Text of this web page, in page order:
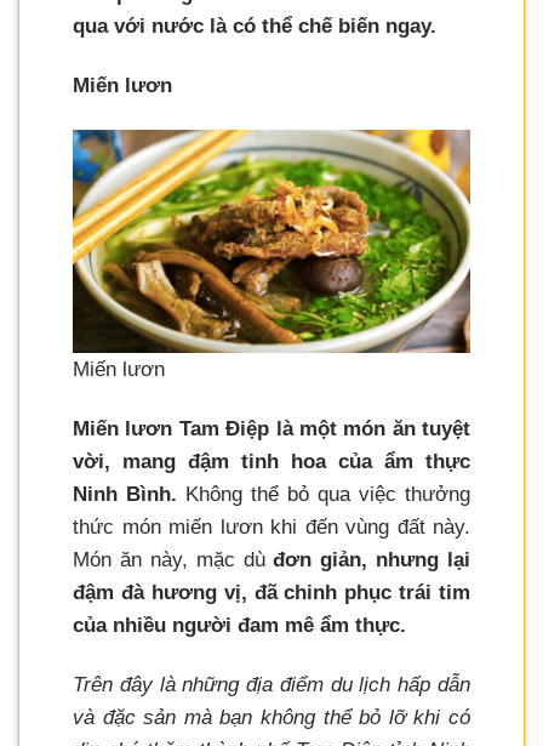
qua với nước là có thể chế biến ngay.
Miến lươn
Miến lươn
Miến lươn Tam Điệp là một món ăn tuyệt
vời, mang đậm tinh hoa của ẩm thực
Ninh Bình. Không thể bỏ qua việc thưởng
thức món miến lươn khi đến vùng đất này.
Món ăn này, mặc dùđơn giản, nhưng lại
đậm đà hương vị, đã chinh phục trái tim
của nhiều người đam mê ẩm thực.
Trên đây là những địa điểm du lịch hấp dẫn
và đặc sản mà bạn không thể bỏ lỡ khi có